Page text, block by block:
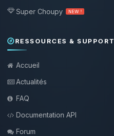
Super Choupy NEW !
RESSOURCES & SUPPORT
Accueil
Actualités
FAQ
Documentation API
Forum